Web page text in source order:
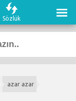
Sözlük
azar azar